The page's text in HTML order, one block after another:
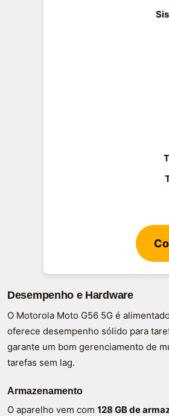
Desempenho e Hardware
O Motorola Moto G56 5G é
oferece desempenho sólido para
garante um bom gerenciamento de
tarefas sem lag.
Armazenamento
O aparelho vem com 128 GB de